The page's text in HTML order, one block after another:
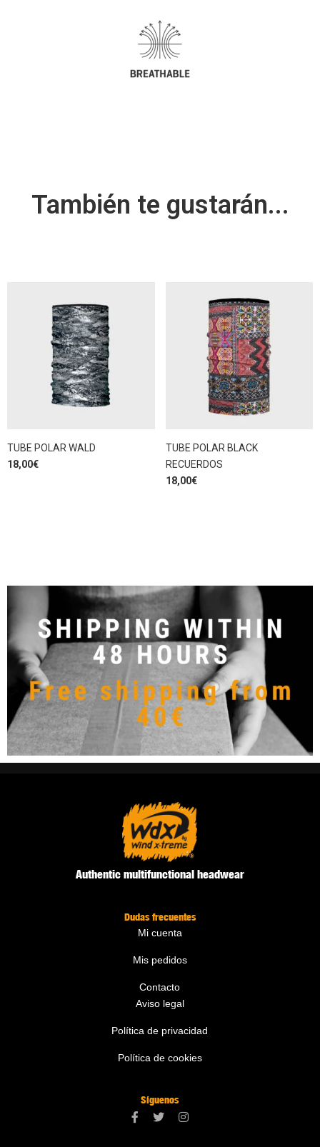
También te gustarán...
TUBE POLAR WALD
18,00€
TUBE POLAR BLACK
RECUERDOS
18,00€
Authentic multifunctional headwear
Dudas frecuentes
Mi cuenta
Mis pedidos
Contacto
Aviso legal
Política de privacidad
Política de cookies
Síguenos